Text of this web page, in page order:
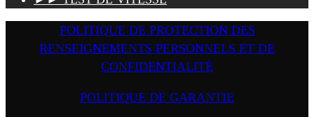
POLITIQUE DE PROTECTION DES
RENSEIGNEMENTS PERSONNELS ET DE
CONFIDENTIALITÉ
POLITIQUE DE GARANTIE